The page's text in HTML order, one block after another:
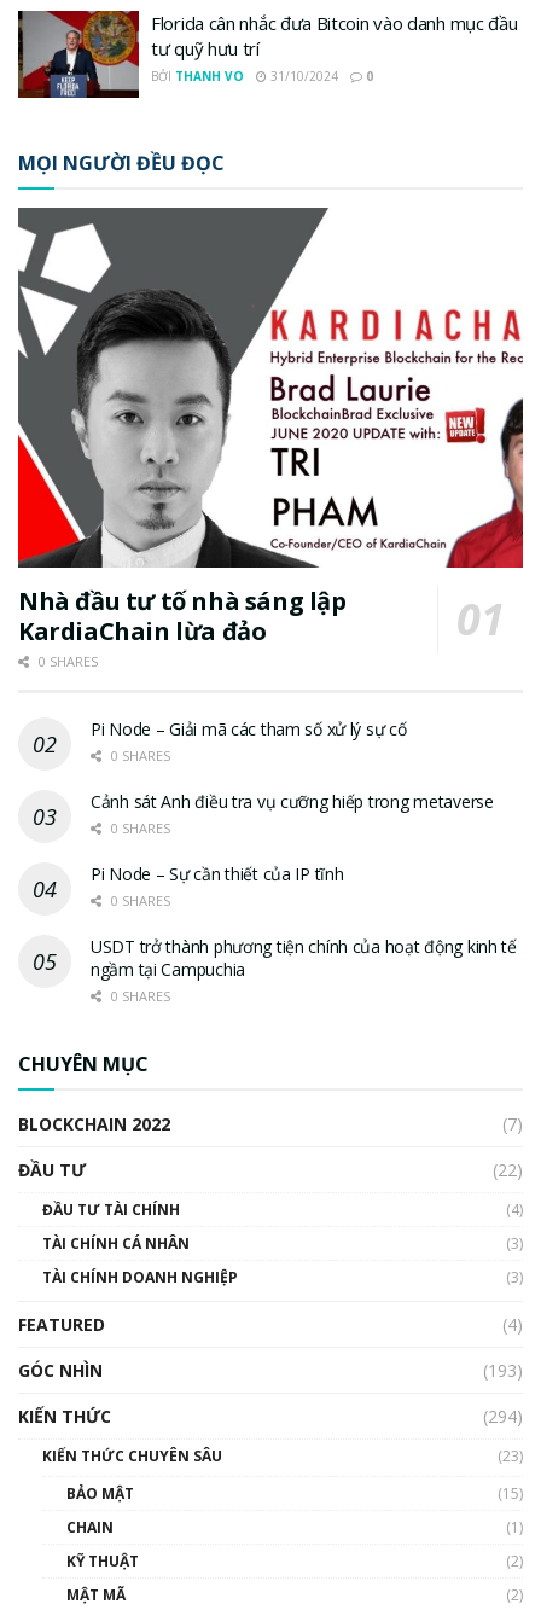
Florida cân nhắc đưa Bitcoin vào danh mục đầu
tư quỹ hưu trí
BỞI THANH VO 31/10/2024 0
MỌI NGƯỜI ĐỀU ĐỌC
Nhà đầu tư tố nhà sáng lập
KardiaChain lừa đảo
0 SHARES
Pi Node – Giải mã các tham số xử lý sự cố
0 SHARES
Cảnh sát Anh điều tra vụ cưỡng hiếp trong metaverse
0 SHARES
Pi Node – Sự cần thiết của IP tĩnh
0 SHARES
USDT trở thành phương tiện chính của hoạt động kinh tế
ngầm tại Campuchia
0 SHARES
CHUYÊN MỤC
BLOCKCHAIN 2022
(7)
ĐẦU TƯ
(22)
ĐẦU TƯ TÀI CHÍNH
(4)
TÀI CHÍNH CÁ NHÂN
(3)
TÀI CHÍNH DOANH NGHIỆP
(3)
FEATURED
(4)
GÓC NHÌN
(193)
KIẾN THỨC
(294)
KIẾN THỨC CHUYÊN SÂU
(23)
BẢO MẬT
(15)
CHAIN
(1)
KỸ THUẬT
(2)
MẬT MÃ
(2)